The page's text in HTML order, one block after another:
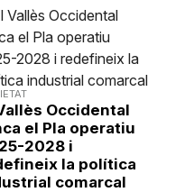
Occidental
el Pla operatiu
2028 i
la política
comarcal